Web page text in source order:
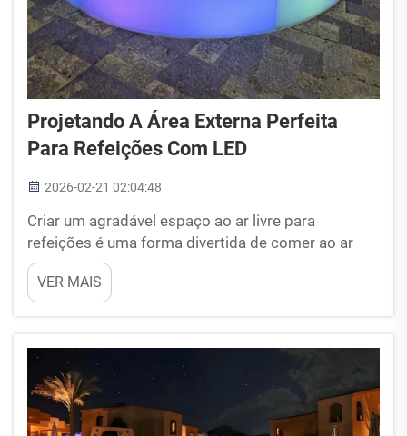
Projetando A Área Externa Perfeita
Para Refeições Com LED
2026-02-21 02:04:48
Criar um agradável espaço ao ar livre para
refeições é uma forma divertida de comer ao ar
livre, sob o céu. Com um bom projeto, ele pode se
tornar um local acolhedor para jantares em família
ou uma área animada para encontros entre
projeto é a iluminação. As luzes LED deixam seu
espaço ao ar livre...
VER MAIS